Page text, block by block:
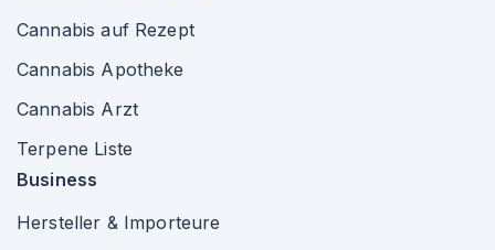
Cannabis auf Rezept
Cannabis Apotheke
Cannabis Arzt
Terpene Liste
Business
Hersteller & Importeure